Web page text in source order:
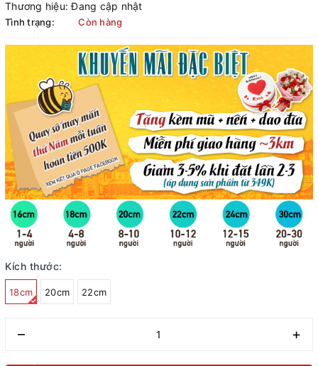
Thương hiệu: Đang cập nhật
Tình trạng: Còn hàng
Kích thước:
18cm 20cm 22cm
– +